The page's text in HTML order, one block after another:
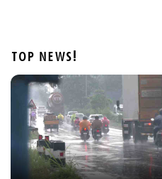
Latest
രാജേഷിന്റെ
ദൃശ്യങ്ങൾ പുറത്ത്
1 hour ago
TOP NEWS!